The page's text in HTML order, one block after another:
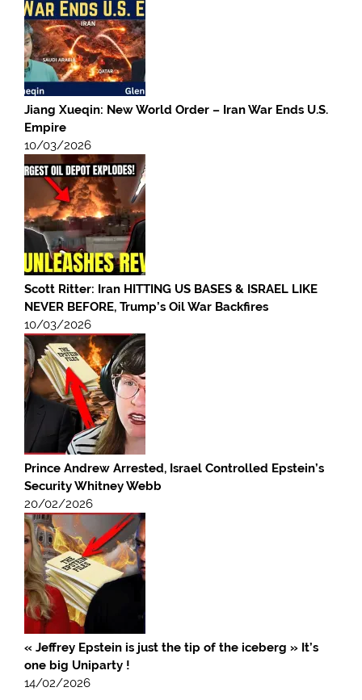
Jiang Xueqin: New World Order – Iran War Ends U.S.
Empire
10/03/2026
Scott Ritter: Iran HITTING US BASES & ISRAEL LIKE
NEVER BEFORE, Trump’s Oil War Backfires
10/03/2026
Prince Andrew Arrested, Israel Controlled Epstein’s
Security Whitney Webb
20/02/2026
« Jeffrey Epstein is just the tip of the iceberg » It’s
one big Uniparty !
14/02/2026